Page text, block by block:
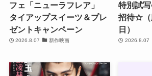
フェ「ニューラフレア」
タイアップスイーツ＆プレ
ゼントキャンペーン
2026.8.07 新作映画
特別試
招待☆（
日）
2026.8.07